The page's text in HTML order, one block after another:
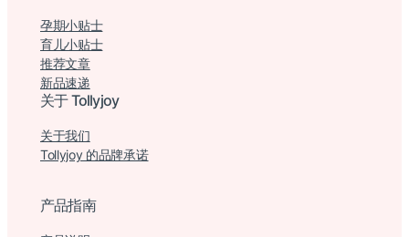
孕期小贴士
育儿小贴士
推荐文章
新品速递
关于 Tollyjoy
关于我们
Tollyjoy 的品牌承诺
产品指南